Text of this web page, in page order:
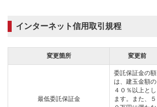
インターネット信用取引規程
変更箇所 変更前
最低委託保証金
委託保証金の額
は、建玉金額の
４０％以上とし
ます。また、５